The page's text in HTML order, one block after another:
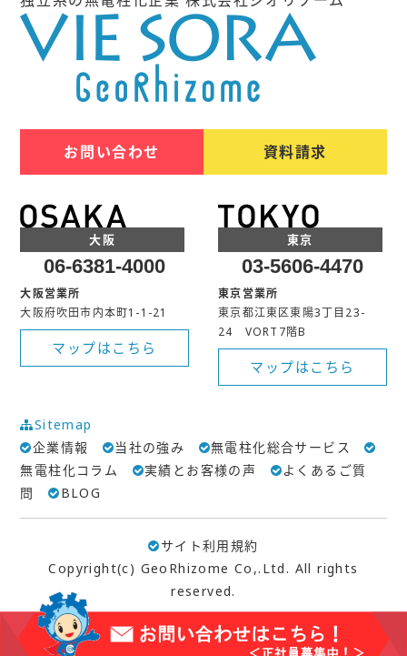
お問い合わせ 資料請求
大阪
06-6381-4000
大阪営業所
大阪府吹田市内本町1-1-21
マップはこちら
東京
03-5606-4470
東京営業所
東京都江東区東陽3丁目23-
24 VORT7階B
マップはこちら
Sitemap
企業情報
当社の強み
無電柱化総合サービス
無電柱化コラム
実績とお客様の声
よくあるご質
問
BLOG
サイト利用規約
Copyright(c) GeoRhizome Co,.Ltd. All rights
reserved.